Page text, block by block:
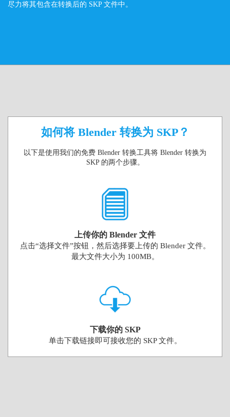
尽力将其包含在转换后的 SKP 文件中。
如何将 Blender 转换为 SKP？
以下是使用我们的免费 Blender 转换工具将 Blender 转换为
SKP 的两个步骤。
上传你的 Blender 文件
点击“选择文件”按钮，然后选择要上传的 Blender 文件。
最大文件大小为 100MB。
下载你的 SKP
单击下载链接即可接收您的 SKP 文件。